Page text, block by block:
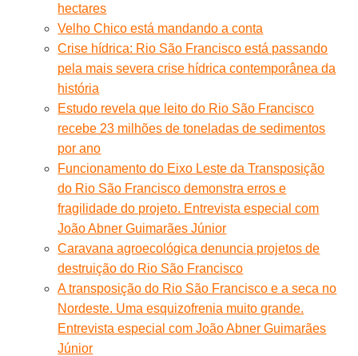
hectares
Velho Chico está mandando a conta
Crise hídrica: Rio São Francisco está passando
pela mais severa crise hídrica contemporânea da
história
Estudo revela que leito do Rio São Francisco
recebe 23 milhões de toneladas de sedimentos
por ano
Funcionamento do Eixo Leste da Transposição
do Rio São Francisco demonstra erros e
fragilidade do projeto. Entrevista especial com
João Abner Guimarães Júnior
Caravana agroecológica denuncia projetos de
destruição do Rio São Francisco
A transposição do Rio São Francisco e a seca no
Nordeste. Uma esquizofrenia muito grande.
Entrevista especial com João Abner Guimarães
Júnior